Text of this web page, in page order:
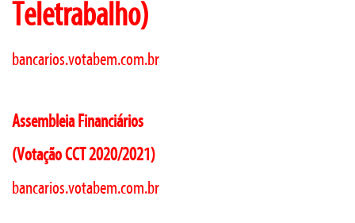
Teletrabalho)
bancarios.votabem.com.br
Assembleia Financiários
(Votação CCT 2020/2021)
bancarios.votabem.com.br